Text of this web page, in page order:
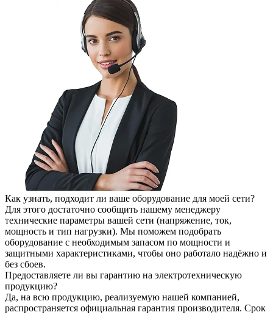
Как узнать, подходит ли ваше оборудование для моей сети?
Для этого достаточно сообщить нашему менеджеру
технические параметры вашей сети (напряжение, ток,
мощность и тип нагрузки). Мы поможем подобрать
оборудование с необходимым запасом по мощности и
защитными характеристиками, чтобы оно работало надёжно и
без сбоев.
Предоставляете ли вы гарантию на электротехническую
продукцию?
Да, на всю продукцию, реализуемую нашей компанией,
распространяется официальная гарантия производителя. Срок